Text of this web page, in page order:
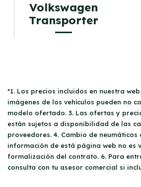
Volkswagen
Transporter
*1. Los precios incluidos en nuestra
imágenes de los vehículos pueden no
modelo ofertado. 3. Las ofertas y
están sujetos a disponibilidad de las
proveedores. 4. Cambio de
información de está página web no es
formalización del contrato. 6. Para
consulta con tu asesor comercial si